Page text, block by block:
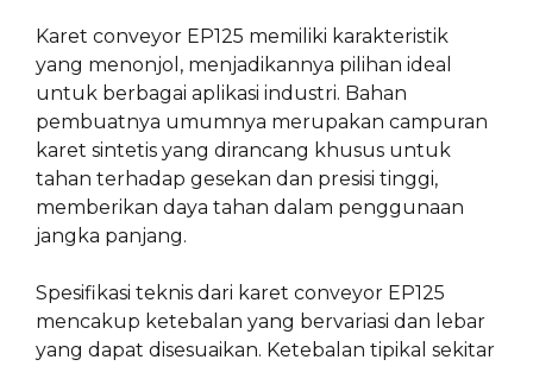
Karet conveyor EP125 memiliki karakteristik
yang menonjol, menjadikannya pilihan ideal
untuk berbagai aplikasi industri. Bahan
pembuatnya umumnya merupakan campuran
karet sintetis yang dirancang khusus untuk
tahan terhadap gesekan dan presisi tinggi,
memberikan daya tahan dalam penggunaan
jangka panjang.
Spesifikasi teknis dari karet conveyor EP125
mencakup ketebalan yang bervariasi dan lebar
yang dapat disesuaikan. Ketebalan tipikal sekitar